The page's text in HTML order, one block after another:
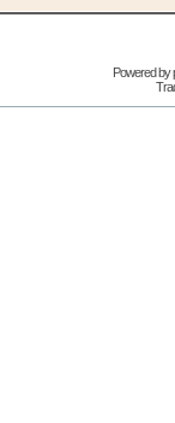
Powered by